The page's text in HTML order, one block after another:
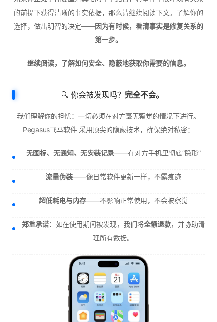
的前提下获得清晰的事实依据，那么请继续阅读下文。了解你的
选择，做出明智的决定——因为有时候，看清事实是修复关系的
第一步。
继续阅读，了解如何安全、隐蔽地获取你需要的信息。
🔍 你会被发现吗？ 完全不会。
我们理解你的担忧：一切必须在对方毫无察觉的情况下进行。
Pegasus飞马软件 采用顶尖的隐蔽技术，确保绝对私密：
无图标、无通知、无安装记录——在对方手机里彻底“隐形”
流量伪装——像日常软件更新一样，不露痕迹
超低耗电与内存——不影响正常使用，不会被察觉
郑重承诺：如在使用期间被发现，我们将全额退款，并协助清
理所有数据。